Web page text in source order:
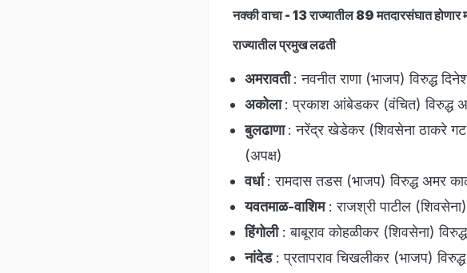
नक्की वाचा - 13 राज्यातील 89 मतदारसंघात
राज्यातील प्रमुख लढती
अमरावती: नवनीत राणा (भाजप) विरुद्ध
अकोला: प्रकाश आंबेडकर (वंचित) विरुद्ध
बुलढाणा: नरेंद्र खेडेकर (शिवसेना ठाकरे गट)
(अपक्ष)
वर्धा: रामदास तडस (भाजप) विरुद्ध अमर
यवतमाळ-वाशिम: राजश्री पाटील
हिंगोली: बाबूराव कोहळीकर (शिवसेना)
नांदेड: प्रतापराव चिखलीकर (भाजप)